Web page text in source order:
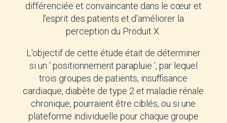
différenciée et convaincante dans le cœur et
l'esprit des patients et d'améliorer la
perception du Produit X.
L'objectif de cette étude était de déterminer
si un ‘ positionnement parapluie ’, par lequel
trois groupes de patients, insuffisance
cardiaque, diabète de type 2 et maladie rénale
chronique, pourraient être ciblés, ou si une
plateforme individuelle pour chaque groupe